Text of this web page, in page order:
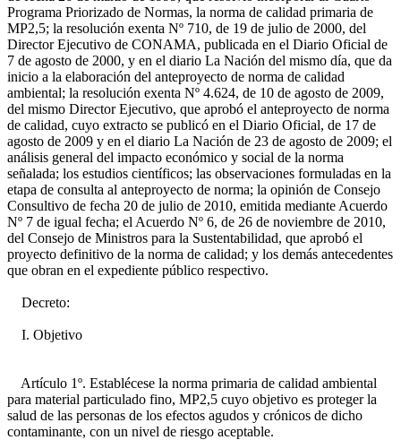
Programa Priorizado de Normas, la norma de calidad primaria de
MP2,5; la resolución exenta Nº 710, de 19 de julio de 2000, del
Director Ejecutivo de CONAMA, publicada en el Diario Oficial de
7 de agosto de 2000, y en el diario La Nación del mismo día, que da
inicio a la elaboración del anteproyecto de norma de calidad
ambiental; la resolución exenta Nº 4.624, de 10 de agosto de 2009,
del mismo Director Ejecutivo, que aprobó el anteproyecto de norma
de calidad, cuyo extracto se publicó en el Diario Oficial, de 17 de
agosto de 2009 y en el diario La Nación de 23 de agosto de 2009; el
análisis general del impacto económico y social de la norma
señalada; los estudios científicos; las observaciones formuladas en la
etapa de consulta al anteproyecto de norma; la opinión de Consejo
Consultivo de fecha 20 de julio de 2010, emitida mediante Acuerdo
Nº 7 de igual fecha; el Acuerdo Nº 6, de 26 de noviembre de 2010,
del Consejo de Ministros para la Sustentabilidad, que aprobó el
proyecto definitivo de la norma de calidad; y los demás antecedentes
que obran en el expediente público respectivo.
Decreto:
I. Objetivo
Artículo 1º. Establécese la norma primaria de calidad ambiental
para material particulado fino, MP2,5 cuyo objetivo es proteger la
salud de las personas de los efectos agudos y crónicos de dicho
contaminante, con un nivel de riesgo aceptable.